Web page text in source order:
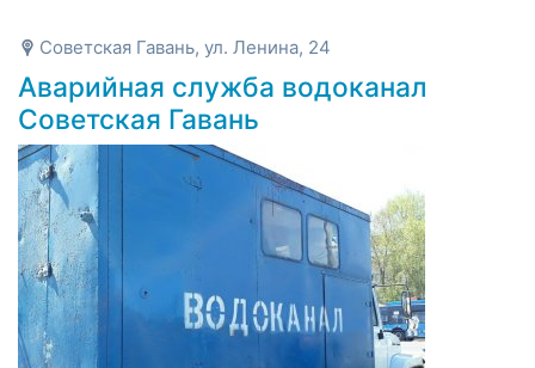
Советская Гавань, ул. Ленина, 24
Аварийная служба водоканал
Советская Гавань